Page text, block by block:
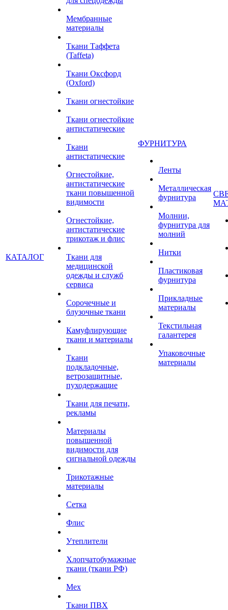
КАТАЛОГ
Мембранные
материалы
Ткани Таффета
(Taffeta)
Ткани Оксфорд
(Oxford)
Ткани огнестойкие
Ткани огнестойкие
антистатические
Ткани
антистатические
Огнестойкие,
антистатические
ткани повышенной
видимости
Огнестойкие,
антистатические
трикотаж и флис
Ткани для
медицинской
одежды и служб
сервиса
Сорочечные и
блузочные ткани
Камуфлирующие
ткани и материалы
Ткани
подкладочные,
ветрозащитные,
пуходержащие
Ткани для печати,
рекламы
Материалы
повышенной
видимости для
сигнальной одежды
Трикотажные
материалы
Сетка
Флис
Утеплители
Хлопчатобумажные
ткани (ткани РФ)
Мех
Ткани ПВХ
ФУРНИТУРА
Ленты
Металлическая
фурнитура
Молнии,
фурнитура для
молний
Нитки
Пластиковая
фурнитура
Прикладные
материалы
Текстильная
галантерея
Упаковочные
материалы